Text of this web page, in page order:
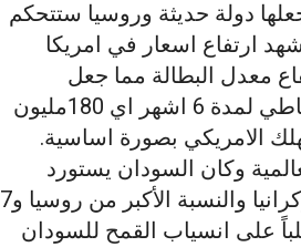
دولة حديثة وروسيا ستتحكم
ارتفاع اسعار في امريكا
التضخم الي اكثر من 5, 8% وارتفاع معدل البطالة مما جعل
الرئيس بايدن يلجأ لسحب مليون برميل يومياً من الاحتياطي لمدة 6 اشهر اي 180مليون
الامريكي بصورة اساسية.
وكان السودان يستورد
مابين 40 – 50% من احتياجاته من القمح من روسيا واوكرانيا والنسبة الأكبر من روسيا و7
سلباً على انسياب القمح للسودان